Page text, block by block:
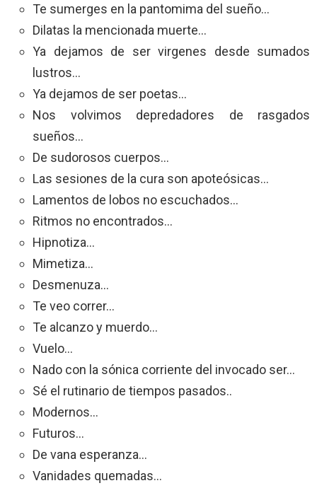
Te sumerges en la pantomima del sueño…
Dilatas la mencionada muerte…
Ya dejamos de ser virgenes desde sumados
lustros…
Ya dejamos de ser poetas…
Nos volvimos depredadores de rasgados
sueños…
De sudorosos cuerpos…
Las sesiones de la cura son apoteósicas…
Lamentos de lobos no escuchados…
Ritmos no encontrados…
Hipnotiza…
Mimetiza…
Desmenuza…
Te veo correr…
Te alcanzo y muerdo…
Vuelo…
Nado con la sónica corriente del invocado ser…
Sé el rutinario de tiempos pasados..
Modernos…
Futuros…
De vana esperanza…
Vanidades quemadas…